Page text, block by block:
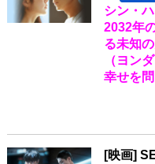
シン・
2032年
る未知
（ヨン
幸せを
[映画]